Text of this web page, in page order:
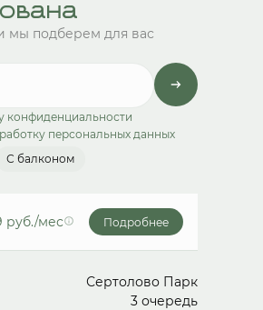
мы подберем для вас
конфиденциальности
персональных данных
С балконом
руб./мес Подробнее
Сертолово Парк
3 очередь